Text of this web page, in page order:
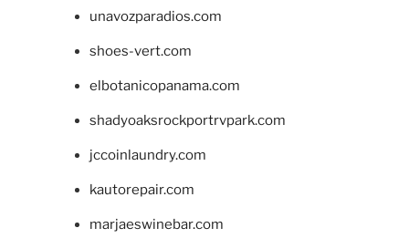
unavozparadios.com
shoes-vert.com
elbotanicopanama.com
shadyoaksrockportrvpark.com
jccoinlaundry.com
kautorepair.com
marjaeswinebar.com